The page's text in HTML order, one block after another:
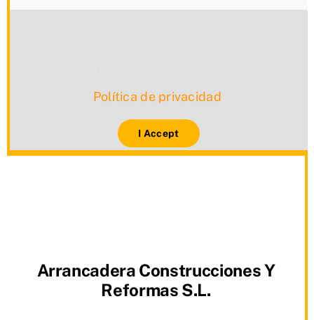
Política de privacidad
I Accept
Arrancadera Construcciones Y
Reformas S.L.